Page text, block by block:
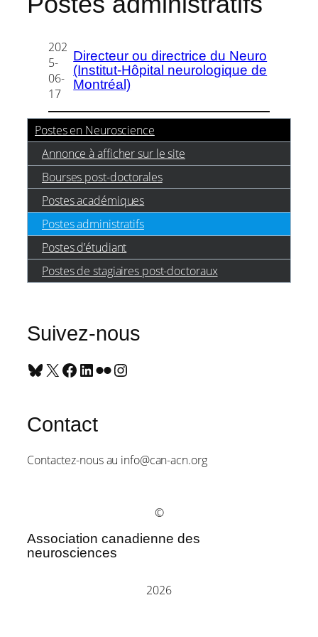
202
5-
06-
17
Directeur ou directrice du Neuro
(Institut-Hôpital neurologique de
Montréal)
Postes en Neuroscience
Annonce à afficher sur le site
Bourses post-doctorales
Postes académiques
Postes administratifs
Postes d’étudiant
Postes de stagiaires post-doctoraux
Suivez-nous
Bluesky X Facebook LinkedIn Flickr Instagram
Contact
Contactez-nous au info@can-acn.org
©
Association canadienne des
neurosciences
2026